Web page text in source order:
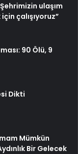
ulaşım
çalışıyoruz”
90 Ölü, 9
Dikti
Mümkün
Bir Gelecek